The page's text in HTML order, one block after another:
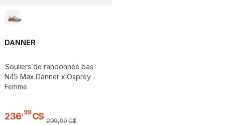
DANNER
Souliers de randonnée bas
N45 Max Danner x Osprey -
Femme
236 99 C$ 299,99C$